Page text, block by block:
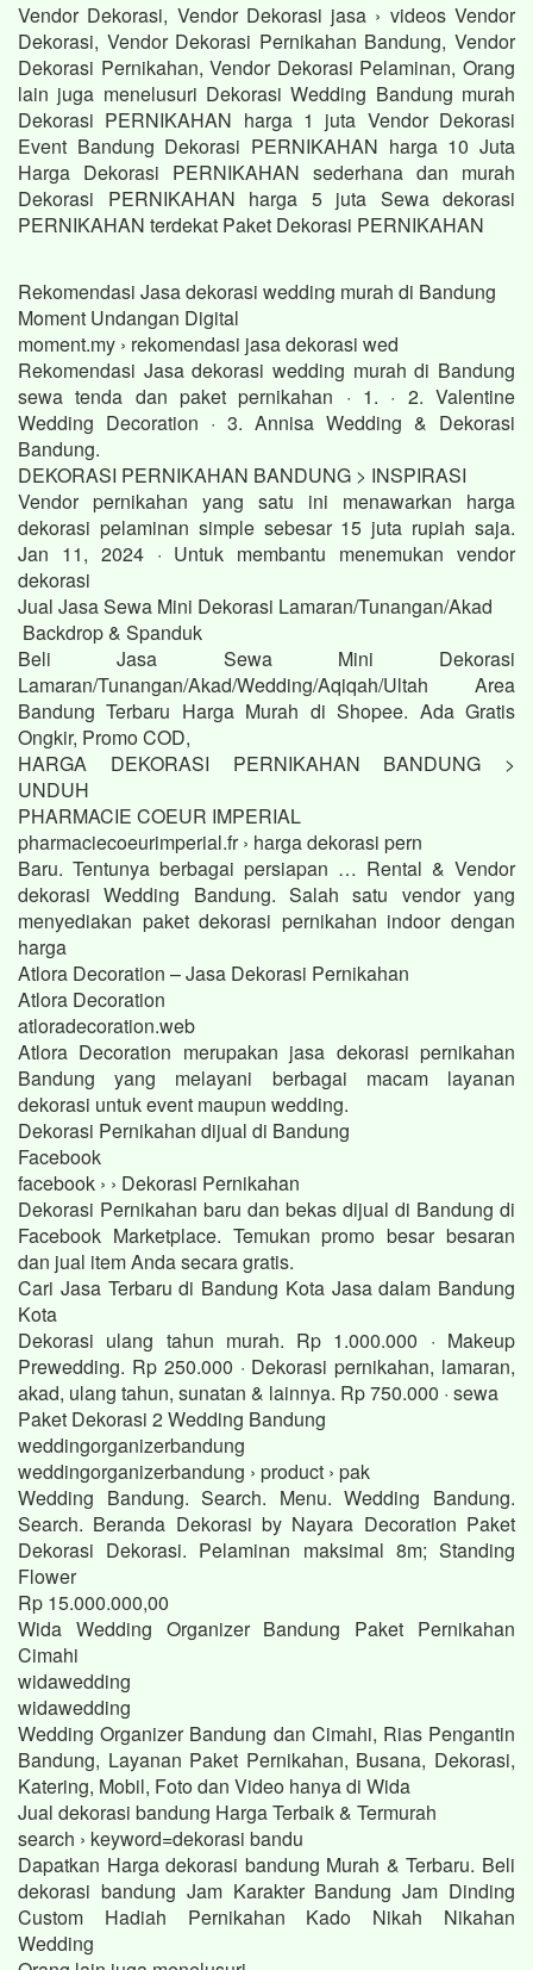
Vendor Dekorasi, Vendor Dekorasi jasa › videos Vendor
Dekorasi, Vendor Dekorasi Pernikahan Bandung, Vendor
Dekorasi Pernikahan, Vendor Dekorasi Pelaminan, Orang
lain juga menelusuri Dekorasi Wedding Bandung murah
Dekorasi PERNIKAHAN harga 1 juta Vendor Dekorasi
Event Bandung Dekorasi PERNIKAHAN harga 10 Juta
Harga Dekorasi PERNIKAHAN sederhana dan murah
Dekorasi PERNIKAHAN harga 5 juta Sewa dekorasi
PERNIKAHAN terdekat Paket Dekorasi PERNIKAHAN
Rekomendasi Jasa dekorasi wedding murah di Bandung
Moment Undangan Digital
moment.my › rekomendasi jasa dekorasi wed
Rekomendasi Jasa dekorasi wedding murah di Bandung
sewa tenda dan paket pernikahan · 1. · 2. Valentine
Wedding Decoration · 3. Annisa Wedding & Dekorasi
Bandung.
DEKORASI PERNIKAHAN BANDUNG > INSPIRASI
Vendor pernikahan yang satu ini menawarkan harga
dekorasi pelaminan simple sebesar 15 juta rupiah saja.
Jan 11, 2024 · Untuk membantu menemukan vendor
dekorasi
Jual Jasa Sewa Mini Dekorasi Lamaran/Tunangan/Akad
Backdrop & Spanduk
Beli Jasa Sewa Mini Dekorasi
Lamaran/Tunangan/Akad/Wedding/Aqiqah/Ultah Area
Bandung Terbaru Harga Murah di Shopee. Ada Gratis
Ongkir, Promo COD,
HARGA DEKORASI PERNIKAHAN BANDUNG >
UNDUH
PHARMACIE COEUR IMPERIAL
pharmaciecoeurimperial.fr › harga dekorasi pern
Baru. Tentunya berbagai persiapan … Rental & Vendor
dekorasi Wedding Bandung. Salah satu vendor yang
menyediakan paket dekorasi pernikahan indoor dengan
harga
Atlora Decoration – Jasa Dekorasi Pernikahan
Atlora Decoration
atloradecoration.web
Atlora Decoration merupakan jasa dekorasi pernikahan
Bandung yang melayani berbagai macam layanan
dekorasi untuk event maupun wedding.
Dekorasi Pernikahan dijual di Bandung
Facebook
facebook › › Dekorasi Pernikahan
Dekorasi Pernikahan baru dan bekas dijual di Bandung di
Facebook Marketplace. Temukan promo besar besaran
dan jual item Anda secara gratis.
Cari Jasa Terbaru di Bandung Kota Jasa dalam Bandung
Kota
Dekorasi ulang tahun murah. Rp 1.000.000 · Makeup
Prewedding. Rp 250.000 · Dekorasi pernikahan, lamaran,
akad, ulang tahun, sunatan & lainnya. Rp 750.000 · sewa
Paket Dekorasi 2 Wedding Bandung
weddingorganizerbandung
weddingorganizerbandung › product › pak
Wedding Bandung. Search. Menu. Wedding Bandung.
Search. Beranda Dekorasi by Nayara Decoration Paket
Dekorasi Dekorasi. Pelaminan maksimal 8m; Standing
Flower
Rp 15.000.000,00
Wida Wedding Organizer Bandung Paket Pernikahan
Cimahi
widawedding
widawedding
Wedding Organizer Bandung dan Cimahi, Rias Pengantin
Bandung, Layanan Paket Pernikahan, Busana, Dekorasi,
Katering, Mobil, Foto dan Video hanya di Wida
Jual dekorasi bandung Harga Terbaik & Termurah
search › keyword=dekorasi bandu
Dapatkan Harga dekorasi bandung Murah & Terbaru. Beli
dekorasi bandung Jam Karakter Bandung Jam Dinding
Custom Hadiah Pernikahan Kado Nikah Nikahan
Wedding